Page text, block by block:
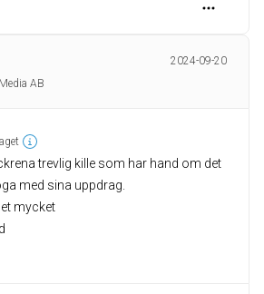
2024-09-20
AB
trevlig kille som har hand om det
med sina uppdrag.
mycket